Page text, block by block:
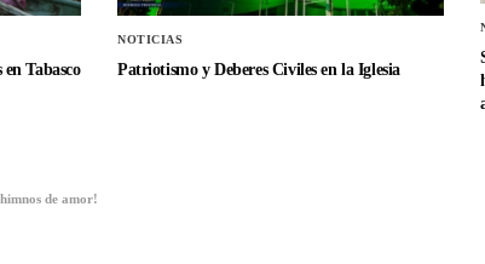
Tabasco
NOTICIAS
Patriotismo y Deberes Civiles en la Iglesia
de amor!